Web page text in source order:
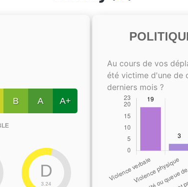
B A A+
D
3.24
Au cours de vos
été victime d'une de
derniers mois ?